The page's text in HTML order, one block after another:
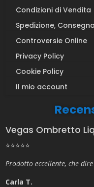
Condizioni di Vendita
Spedizione,
Controversie Online
Privacy Policy
Cookie Policy
Il mio account
Vegas Ombretto
⭐⭐⭐⭐⭐
Prodotto eccellente, che
Carla T.